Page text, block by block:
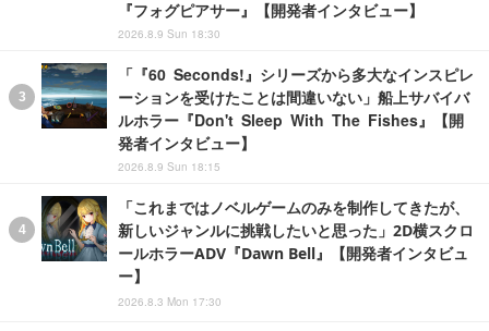
『フォグピアサー』【開発者インタビュー】
2026.8.9 Sun 18:30
「『60 Seconds!』シリーズから多大なインスピレ
ーションを受けたことは間違いない」船上サバイバ
ルホラー『Don't Sleep With The Fishes』【開
発者インタビュー】
2026.8.9 Sun 18:15
「これまではノベルゲームのみを制作してきたが、
新しいジャンルに挑戦したいと思った」2D横スクロ
ールホラーADV『Dawn Bell』【開発者インタビュ
ー】
2026.8.3 Mon 17:30